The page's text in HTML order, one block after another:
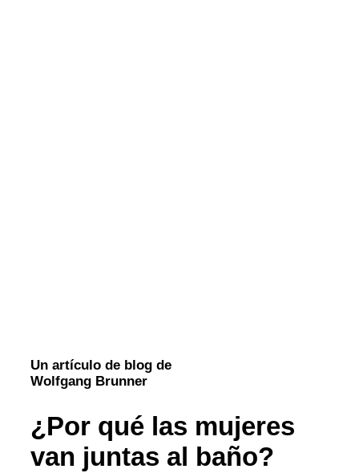
Un artículo de blog de
Wolfgang Brunner
¿Por qué las mujeres
van juntas al baño?